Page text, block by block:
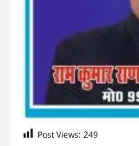
Post Views: 249